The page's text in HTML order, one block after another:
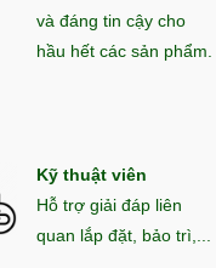
và đáng tin cậy cho
hầu hết các sản phẩm.
Kỹ thuật viên
Hỗ trợ giải đáp liên
quan lắp đặt, bảo trì,...